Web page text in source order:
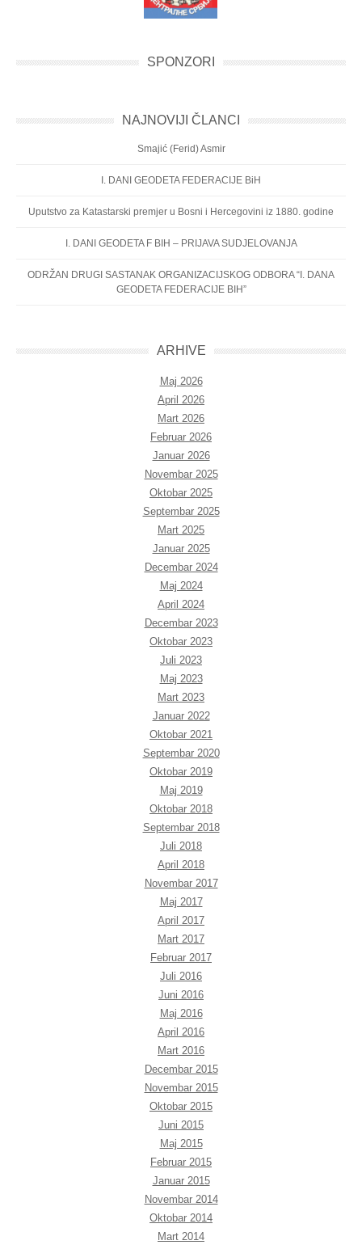
SPONZORI
NAJNOVIJI ČLANCI
Smajić (Ferid) Asmir
I. DANI GEODETA FEDERACIJE BiH
Uputstvo za Katastarski premjer u Bosni i Hercegovini iz 1880. godine
I. DANI GEODETA F BIH – PRIJAVA SUDJELOVANJA
ODRŽAN DRUGI SASTANAK ORGANIZACIJSKOG ODBORA “I. DANA
GEODETA FEDERACIJE BIH”
ARHIVE
Maj 2026
April 2026
Mart 2026
Februar 2026
Januar 2026
Novembar 2025
Oktobar 2025
Septembar 2025
Mart 2025
Januar 2025
Decembar 2024
Maj 2024
April 2024
Decembar 2023
Oktobar 2023
Juli 2023
Maj 2023
Mart 2023
Januar 2022
Oktobar 2021
Septembar 2020
Oktobar 2019
Maj 2019
Oktobar 2018
Septembar 2018
Juli 2018
April 2018
Novembar 2017
Maj 2017
April 2017
Mart 2017
Februar 2017
Juli 2016
Juni 2016
Maj 2016
April 2016
Mart 2016
Decembar 2015
Novembar 2015
Oktobar 2015
Juni 2015
Maj 2015
Februar 2015
Januar 2015
Novembar 2014
Oktobar 2014
Mart 2014